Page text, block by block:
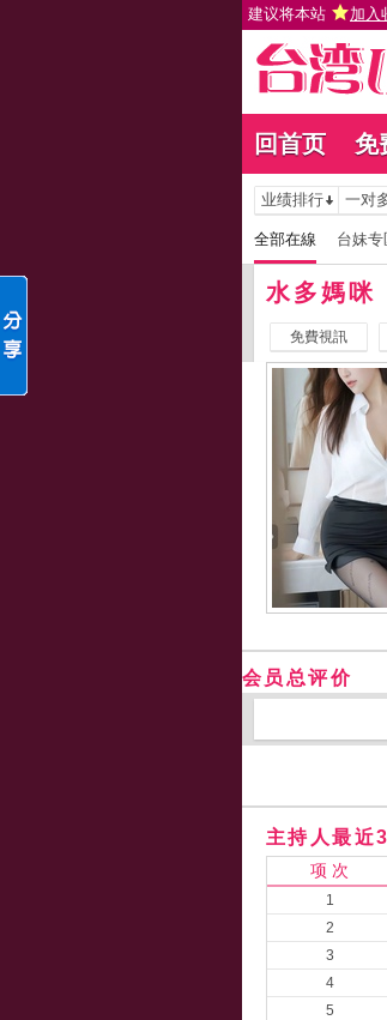
建议将本站 加入
回首页 免
业绩排行 一对
全部在線 台妹专
水多媽咪
免費視訊
会员总评价
主持人最近
项 次
1
2
3
4
5